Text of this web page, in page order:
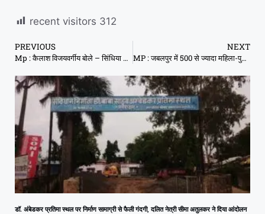
recent visitors 312
PREVIOUS
Mp : कैलाश विजयवर्गीय बोले – सिंधिया के भाजपा में शामिल होने पर भाजपा कार्यकर्ताओं में था असंतोष
NEXT
MP : जबलपुर में 500 से ज्यादा महिला-पुरुष शिक्षकों की मीटिंग बीच में चलने लगी अश्लील फिल्म
डॉ. अंबेडकर प्रतिमा स्थल पर निर्माण सामाग्री से फैली गंदगी, दलित नेत्री सीमा अतुलकर ने दिया आंदोलन